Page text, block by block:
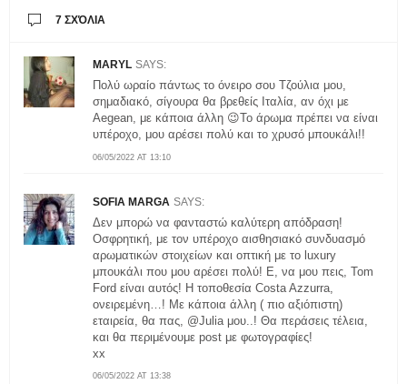
7 ΣΧΌΛΙΑ
MARYL SAYS:
06/05/2022 AT 13:10
Πολύ ωραίο πάντως το όνειρο σου Τζούλια μου,
σημαδιακό, σίγουρα θα βρεθείς Ιταλία, αν όχι με
Aegean, με κάποια άλλη 😉Το άρωμα πρέπει να είναι
υπέροχο, μου αρέσει πολύ και το χρυσό μπουκάλι!!
SOFIA MARGA SAYS:
06/05/2022 AT 13:38
Δεν μπορώ να φανταστώ καλύτερη απόδραση!
Οσφρητική, με τον υπέροχο αισθησιακό συνδυασμό
αρωματικών στοιχείων και οπτική με το luxury
μπουκάλι που μου αρέσει πολύ! Ε, να μου πεις, Tom
Ford είναι αυτός! Η τοποθεσία Costa Azzurra,
ονειρεμένη…! Με κάποια άλλη ( πιο αξιόπιστη)
εταιρεία, θα πας, @Julia μου..! Θα περάσεις τέλεια,
και θα περιμένουμε post με φωτογραφίες!
xx